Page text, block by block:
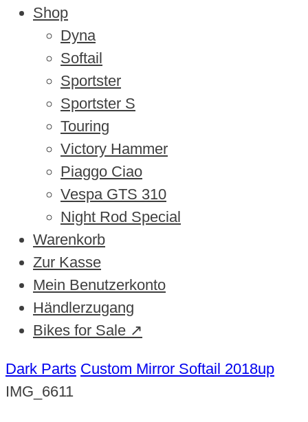
Shop
Dyna
Softail
Sportster
Sportster S
Touring
Victory Hammer
Piaggo Ciao
Vespa GTS 310
Night Rod Special
Warenkorb
Zur Kasse
Mein Benutzerkonto
Händlerzugang
Bikes for Sale ↗
Dark Parts Custom Mirror Softail 2018up
IMG_6611